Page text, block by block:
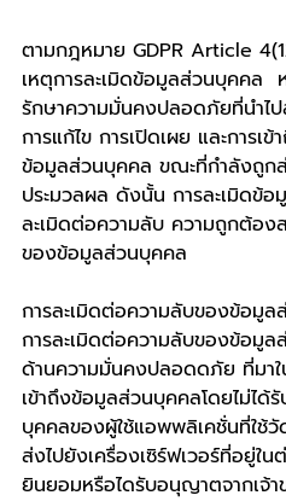
ตามกฎหมาย GDPR Article
เหตุการละเมิดข้อมูลส่วนบุคคล
รักษาความมั่นคงปลอดภัยที่นำไ
การแก้ไข การเปิดเผย และการเ
ข้อมูลส่วนบุคคล ขณะที่กำลังถูก
ประมวลผล ดังนั้น การละเมิดข้
ละเมิดต่อความลับ ความถูกต้อ
ของข้อมูลส่วนบุคคล
การละเมิดต่อความลับของข้อมู
การละเมิดต่อความลับของข้อมู
ด้านความมั่นคงปลอดดภัย ที่มาใ
เข้าถึงข้อมูลส่วนบุคคลโดยไม่ไ
บุคคลของผู้ใช้แอพพลิเคชั่นที่ใช้
ส่งไปยังเครื่องเซิร์ฟเวอร์ที่อยู่ใน
ยินยอมหรือไดรับอนุญาตจากเจ้